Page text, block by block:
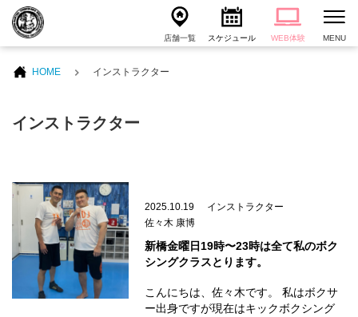
店舗一覧 スケジュール WEB体験 MENU
HOME インストラクター
インストラクター
2025.10.19
インストラクター
佐々木 康博
新橋金曜日19時〜23時は全て私のボク
シングクラスとります。
こんにちは、佐々木です。 私はボクサ
ー出身ですが現在はキックボクシング